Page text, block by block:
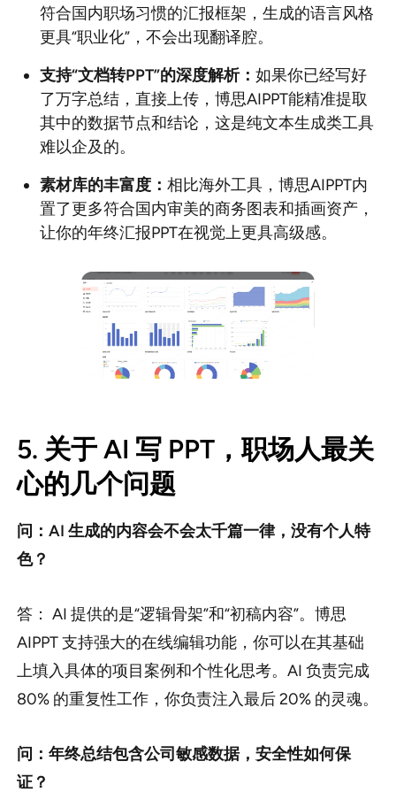
符合国内职场习惯的汇报框架，生成的语言风格
更具“职业化”，不会出现翻译腔。
支持“文档转PPT”的深度解析： 如果你已经写好
了万字总结，直接上传，博思AIPPT能精准提取
其中的数据节点和结论，这是纯文本生成类工具
难以企及的。
素材库的丰富度： 相比海外工具，博思AIPPT内
置了更多符合国内审美的商务图表和插画资产，
让你的年终汇报PPT在视觉上更具高级感。
5. 关于 AI 写 PPT，职场人最关
心的几个问题
问：AI 生成的内容会不会太千篇一律，没有个人特
色？
答： AI 提供的是“逻辑骨架”和“初稿内容”。博思
AIPPT 支持强大的在线编辑功能，你可以在其基础
上填入具体的项目案例和个性化思考。AI 负责完成
80% 的重复性工作，你负责注入最后 20% 的灵魂。
问：年终总结包含公司敏感数据，安全性如何保
证？